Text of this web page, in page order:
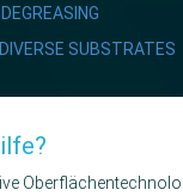
SUBSTRATES